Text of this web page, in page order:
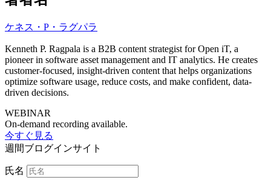
ケネス・P・ラグパラ
Kenneth P. Ragpala is a B2B content strategist for Open iT, a
pioneer in software asset management and IT analytics. He creates
customer-focused, insight-driven content that helps organizations
optimize software usage, reduce costs, and make confident, data-
driven decisions.
WEBINAR
On-demand recording available.
今すぐ見る
週間ブログインサイト
氏名